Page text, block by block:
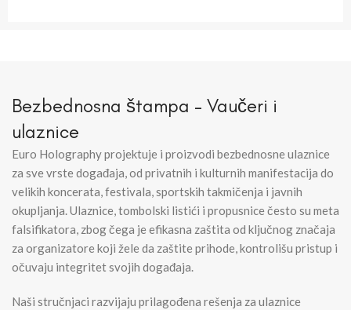
Bezbednosna štampa – Vaučeri i
ulaznice
Euro Holography projektuje i proizvodi bezbednosne ulaznice
za sve vrste događaja, od privatnih i kulturnih manifestacija do
velikih koncerata, festivala, sportskih takmičenja i javnih
okupljanja. Ulaznice, tombolski listići i propusnice često su meta
falsifikatora, zbog čega je efikasna zaštita od ključnog značaja
za organizatore koji žele da zaštite prihode, kontrolišu pristup i
očuvaju integritet svojih događaja.
Naši stručnjaci razvijaju prilagođena rešenja za ulaznice